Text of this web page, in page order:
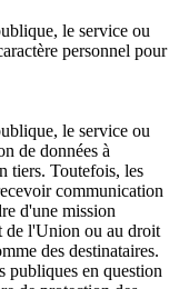
le service ou
personnel pour
le service ou
de données à
tiers. Toutefois, les
communication
d'une mission
de l'Union ou au droit
des destinataires.
publiques en question